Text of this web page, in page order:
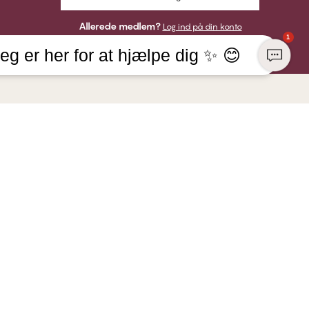
Allerede medlem? Log ind på din konto
1
er her for at hjælpe dig ✨ 😊